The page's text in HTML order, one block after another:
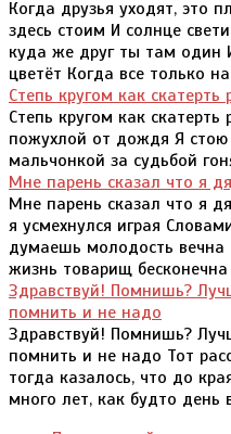
Когда друзья уходят, это
здесь стоим И солнце
куда же друг ты там один
цветёт Когда все только
Степь кругом как скатерть
Степь кругом как скатерть
пожухлой от дождя Я стою
мальчонкой за судьбой
Мне парень сказал что я
Мне парень сказал что я
я усмехнулся играя
думаешь молодость
жизнь товарищ
Здравствуй! Помнишь?
помнить и не надо
Здравствуй! Помнишь?
помнить и не надо Тот
тогда казалось, что до
много лет, как будто день